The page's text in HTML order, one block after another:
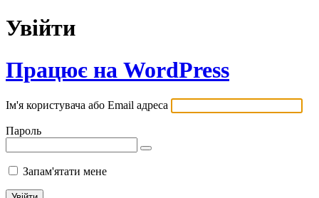
Увійти
Працює на WordPress
Ім'я користувача або Email адреса
Пароль
Запам'ятати мене